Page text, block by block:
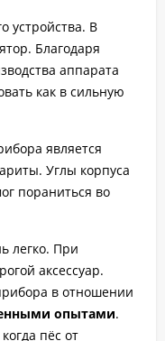
устройства. В
Благодаря
аппарата
как в сильную
является
Углы корпуса
пораниться во
легко. При
аксессуар.
в отношении
опытами.
пёс от